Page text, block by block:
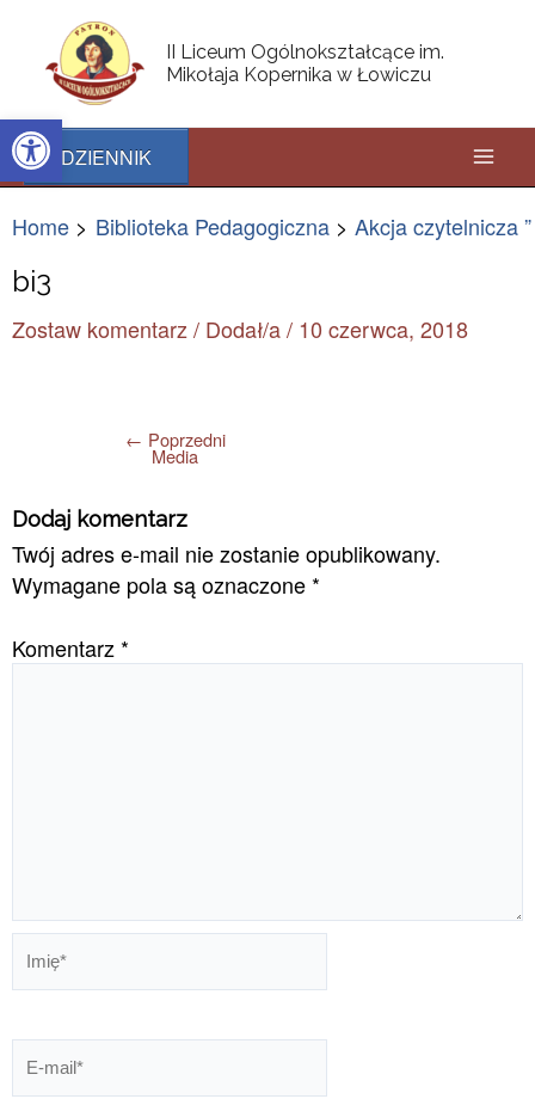
content
II Liceum Ogólnokształcące im.
Mikołaja Kopernika w Łowiczu
DZIENNIK
Home Biblioteka Pedagogiczna Akcja czytelnicza
bi3
Zostaw komentarz / Dodał/a / 10 czerwca, 2018
Post
navigation
← Poprzedni
Media
Dodaj komentarz
Twój adres e-mail nie zostanie opublikowany.
Wymagane pola są oznaczone *
Komentarz *
Imię*
E-
mail*
Open toolbar